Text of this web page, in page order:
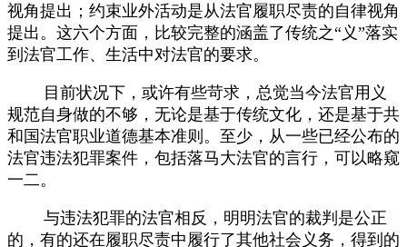
视角提出；约束业外活动是从法官履职尽责的自律视角
提出。这六个方面，比较完整的涵盖了传统之“义”落实
到法官工作、生活中对法官的要求。
目前状况下，或许有些苛求，总觉当今法官用义
规范自身做的不够，无论是基于传统文化，还是基于共
和国法官职业道德基本准则。至少，从一些已经公布的
法官违法犯罪案件，包括落马大法官的言行，可以略窥
一二。
与违法犯罪的法官相反，明明法官的裁判是公正
的，有的还在履职尽责中履行了其他社会义务，得到的